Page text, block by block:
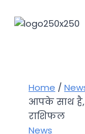
Home /
आपके साथ है,
राशिफल
News